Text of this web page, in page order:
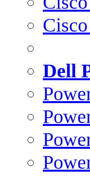
Dell